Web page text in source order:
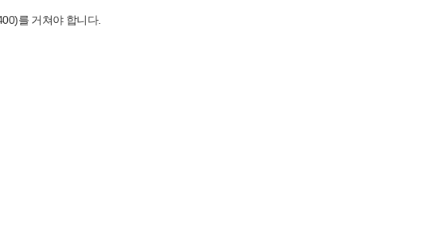
를 거쳐야 합니다.